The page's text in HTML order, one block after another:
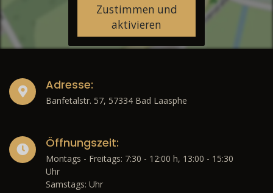
Zustimmen und
aktivieren
Adresse:
Banfetalstr. 57, 57334 Bad Laasphe
Öffnungszeit:
Montags - Freitags: 7:30 - 12:00 h, 13:00 - 15:30
Uhr
Samstags: Uhr